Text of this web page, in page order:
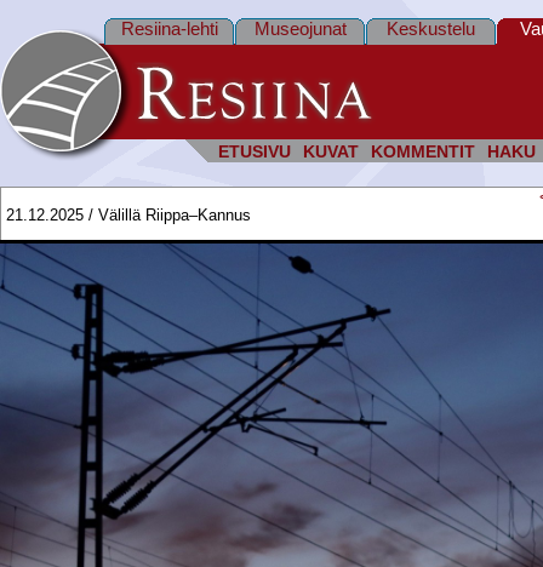
ETUSIVU KUVAT KOMMENTIT HAKU
Resiina-lehti Museojunat Keskustelu
21.12.2025 / Välillä Riippa–Kannus